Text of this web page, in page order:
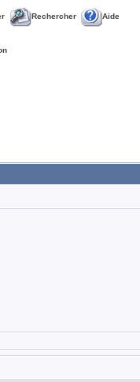
Rechercher Aide